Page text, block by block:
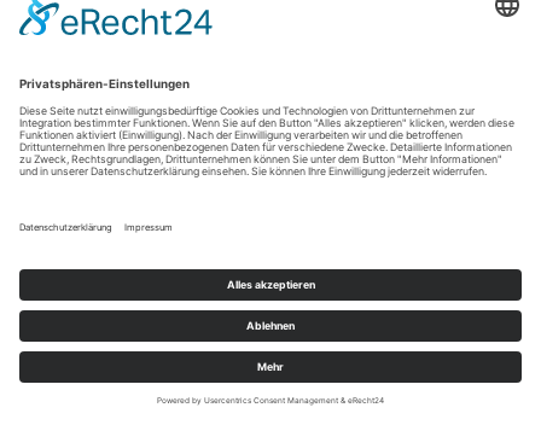
MAI 2017
APRIL 2017
MÄRZ 2017 (5 einträge)
FEBRUAR 2017 (4 einträge)
OKTOBER 2016 (1 eintrag)
SEPTEMBER 2016 (1 eintrag)